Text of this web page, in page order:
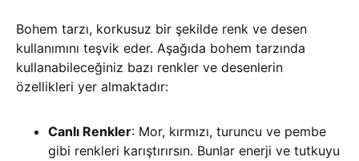
Bohem tarzı, korkusuz bir şekilde renk ve desen
kullanımını teşvik eder. Aşağıda bohem tarzında
kullanabileceğiniz bazı renkler ve desenlerin
özellikleri yer almaktadır:
Canlı Renkler: Mor, kırmızı, turuncu ve pembe
gibi renkleri karıştırırsın. Bunlar enerji ve tutkuyu